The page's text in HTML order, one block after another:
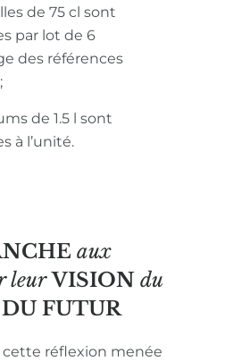
de 75 cl sont
par lot de 6
des références
de 1.5 l sont
à l’unité.
aux
leur VISION du
DU FUTUR
cette réflexion menée